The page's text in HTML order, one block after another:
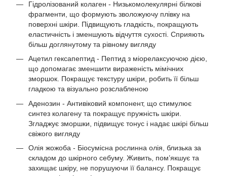
Гідролізований колаген - Низькомолекулярні білкові
фрагменти, що формують зволожуючу плівку на
поверхні шкіри. Підвищують гладкість, покращують
еластичність і зменшують відчуття сухості. Сприяють
більш доглянутому та рівному вигляду
Ацетил гексапептид - Пептид з міорелаксуючою дією,
що допомагає зменшити вираженість мімічних
зморшок. Покращує текстуру шкіри, робить її більш
гладкою та візуально розслабленою
Аденозин - Антивіковий компонент, що стимулює
синтез колагену та покращує пружність шкіри.
Згладжує зморшки, підвищує тонус і надає шкірі більш
свіжого вигляду
Олія жожоба - Біосумісна рослинна олія, близька за
складом до шкірного себуму. Живить, пом’якшує та
захищає шкіру, не порушуючи її балансу. Покращує